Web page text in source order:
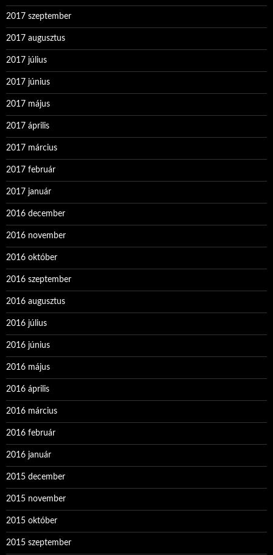
2017 szeptember
2017 augusztus
2017 július
2017 június
2017 május
2017 április
2017 március
2017 február
2017 január
2016 december
2016 november
2016 október
2016 szeptember
2016 augusztus
2016 július
2016 június
2016 május
2016 április
2016 március
2016 február
2016 január
2015 december
2015 november
2015 október
2015 szeptember